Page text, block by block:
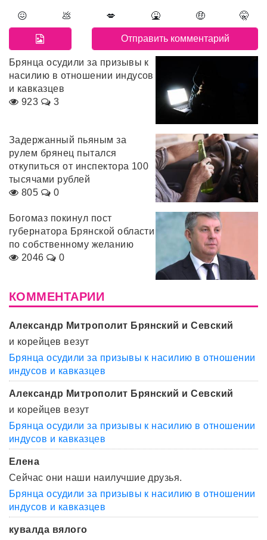
😖 💩 💋 🤮 🤑 🤫
Брянца осудили за призывы к
насилию в отношении индусов
и кавказцев
923
3
Задержанный пьяным за
рулем брянец пытался
откупиться от инспектора 100
тысячами рублей
805
0
Богомаз покинул пост
губернатора Брянской области
по собственному желанию
2046
0
КОММЕНТАРИИ
Александр Митрополит Брянский и Севский
и корейцев везут
Брянца осудили за призывы к насилию в отношении
индусов и кавказцев
Александр Митрополит Брянский и Севский
и корейцев везут
Брянца осудили за призывы к насилию в отношении
индусов и кавказцев
Елена
Сейчас они наши наилучшие друзья.
Брянца осудили за призывы к насилию в отношении
индусов и кавказцев
кувалда вялого